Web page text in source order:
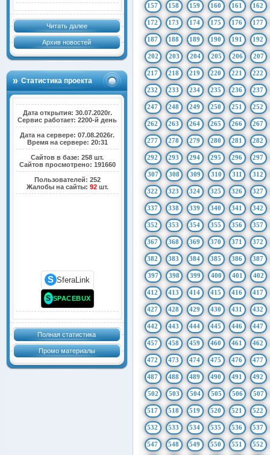
Читать далее
Архив новостей
Статистика проекта
Дата открытия: 30.07.2020г.
Сервис работает: 2200-й день
Дата на сервере: 07.08.2026г.
Время на сервере: 20:31
Сайтов в базе: 258 шт.
Сайтов просмотрено: 191660
Пользователей: 252
Жалобы на сайты: 92шт.
S SferaLink
S SPACEBUX
Полная статистика
Промо материалы
157 158 159 160 161 162
172 173 174 175 176 177
187 188 189 190 191 192
202 203 204 205 206 207
217 218 219 220 221 222
232 233 234 235 236 237
247 248 249 250 251 252
262 263 264 265 266 267
277 278 279 280 281 282
292 293 294 295 296 297
307 308 309 310 311 312
322 323 324 325 326 327
337 338 339 340 341 342
352 353 354 355 356 357
367 368 369 370 371 372
382 383 384 385 386 387
397 398 399 400 401 402
412 413 414 415 416 417
427 428 429 430 431 432
442 443 444 445 446 447
457 458 459 460 461 462
472 473 474 475 476 477
487 488 489 490 491 492
502 503 504 505 506 507
517 518 519 520 521 522
532 533 534 535 536 537
547 548 549 550 551 552